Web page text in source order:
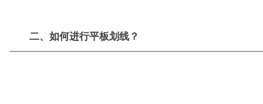
二、如何进行平板划线？